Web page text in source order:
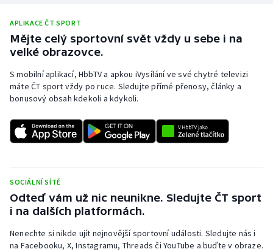
Rychlobruslení
Rychlostní kanoistika
Short track
Sportovní střelba
Triatlon
Veslování
Vodní slalom
APLIKACE ČT SPORT
Mějte celý sportovní svět vždy u sebe i na
velké obrazovce.
S mobilní aplikací, HbbTV a apkou iVysílání ve své chytré televizi
máte ČT sport vždy po ruce. Sledujte přímé přenosy, články a
bonusový obsah kdekoli a kdykoli.
SOCIÁLNÍ SÍTĚ
Odteď vám už nic neunikne. Sledujte ČT sport
i na dalších platformách.
Nenechte si nikde ujít nejnovější sportovní události. Sledujte nás i
na Facebooku, X, Instagramu, Threads či YouTube a buďte v obraze.